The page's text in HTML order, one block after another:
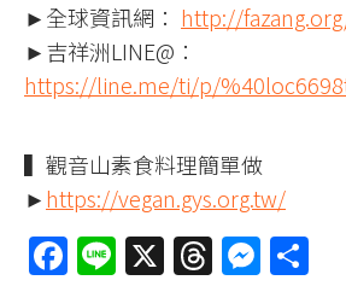
►全球資訊網： http://
►吉祥洲LINE@：
https://line.me/ti/p/
▍觀音山素食料理簡單做
►https://vegan.gys.org.tw/
Facebook
Line
X Threads